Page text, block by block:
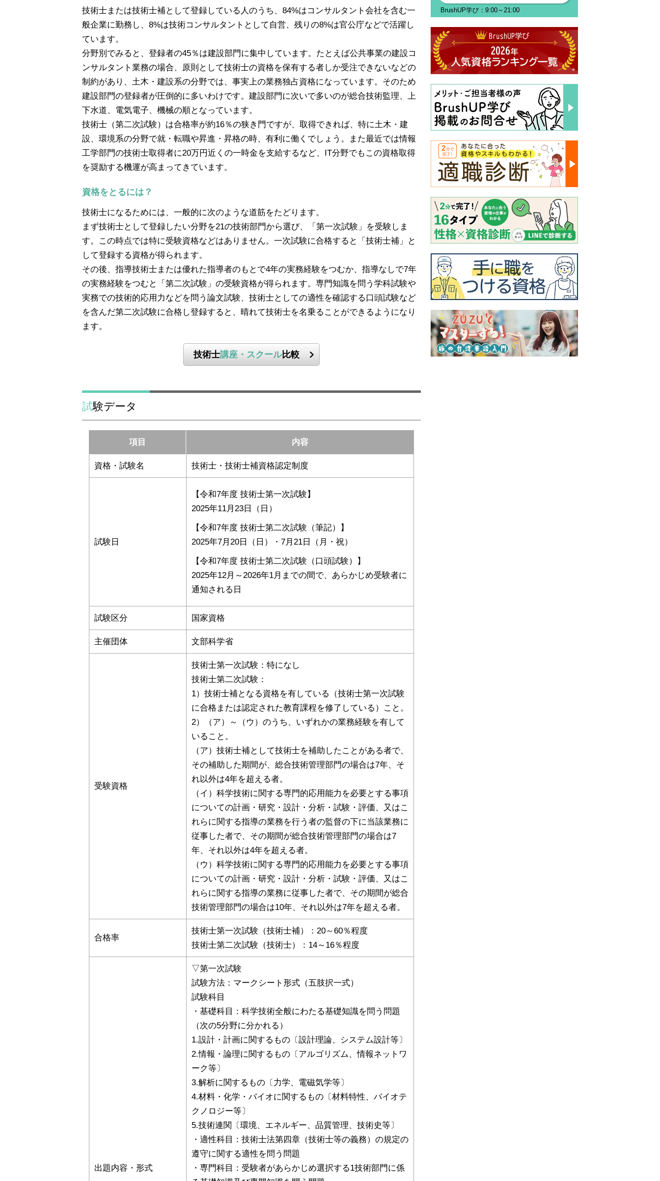
技術士または技術士補として登録している人のうち、84%はコンサルタント会社を含む一
般企業に勤務し、8%は技術コンサルタントとして自営、残りの8%は官公庁などで活躍し
ています。
分野別でみると、登録者の45％は建設部門に集中しています。たとえば公共事業の建設コ
ンサルタント業務の場合、原則として技術士の資格を保有する者しか受注できないなどの
制約があり、土木・建設系の分野では、事実上の業務独占資格になっています。そのため
建設部門の登録者が圧倒的に多いわけです。建設部門に次いで多いのが総合技術監理、上
下水道、電気電子、機械の順となっています。
技術士（第二次試験）は合格率が約16％の狭き門ですが、取得できれば、特に土木・建
設、環境系の分野で就・転職や昇進・昇格の時、有利に働くでしょう。また最近では情報
工学部門の技術士取得者に20万円近くの一時金を支給するなど、IT分野でもこの資格取得
を奨励する機運が高まってきています。
資格をとるには？
技術士になるためには、一般的に次のような道筋をたどります。
まず技術士として登録したい分野を21の技術部門から選び、「第一次試験」を受験しま
す。この時点では特に受験資格などはありません。一次試験に合格すると「技術士補」と
して登録する資格が得られます。
その後、指導技術士または優れた指導者のもとで4年の実務経験をつむか、指導なしで7年
の実務経験をつむと「第二次試験」の受験資格が得られます。専門知識を問う学科試験や
実務での技術的応用力などを問う論文試験、技術士としての適性を確認する口頭試験など
を含んだ第二次試験に合格し登録すると、晴れて技術士を名乗ることができるようになり
ます。
技術士講座・スクール比較
試験データ
項目 内容
資格・試験名 技術士・技術士補資格認定制度
試験日
【令和7年度 技術士第一次試験】
2025年11月23日（日）
【令和7年度 技術士第二次試験（筆記）】
2025年7月20日（日）・7月21日（月・祝）
【令和7年度 技術士第二次試験（口頭試験）】
2025年12月～2026年1月までの間で、あらかじめ受験者に
通知される日
試験区分 国家資格
主催団体 文部科学省
受験資格
技術士第一次試験：特になし
技術士第二次試験：
1）技術士補となる資格を有している（技術士第一次試験
に合格または認定された教育課程を修了している）こと。
2）（ア）～（ウ）のうち、いずれかの業務経験を有して
いること。
（ア）技術士補として技術士を補助したことがある者で、
その補助した期間が、総合技術管理部門の場合は7年、そ
れ以外は4年を超える者。
（イ）科学技術に関する専門的応用能力を必要とする事項
についての計画・研究・設計・分析・試験・評価、又はこ
れらに関する指導の業務を行う者の監督の下に当該業務に
従事した者で、その期間が総合技術管理部門の場合は7
年、それ以外は4年を超える者。
（ウ）科学技術に関する専門的応用能力を必要とする事項
についての計画・研究・設計・分析・試験・評価、又はこ
れらに関する指導の業務に従事した者で、その期間が総合
技術管理部門の場合は10年、それ以外は7年を超える者。
合格率
技術士第一次試験（技術士補）：20～60％程度
技術士第二次試験（技術士）：14～16％程度
出題内容・形式
▽第一次試験
試験方法：マークシート形式（五肢択一式）
試験科目
・基礎科目：科学技術全般にわたる基礎知識を問う問題
（次の5分野に分かれる）
1.設計・計画に関するもの〔設計理論、システム設計等〕
2.情報・論理に関するもの〔アルゴリズム、情報ネットワ
ーク等〕
3.解析に関するもの〔力学、電磁気学等〕
4.材料・化学・バイオに関するもの〔材料特性、バイオテ
クノロジー等〕
5.技術連関〔環境、エネルギー、品質管理、技術史等〕
・適性科目：技術士法第四章（技術士等の義務）の規定の
遵守に関する適性を問う問題
・専門科目：受験者があらかじめ選択する1技術部門に係
BrushUP学び：9:00～21:00